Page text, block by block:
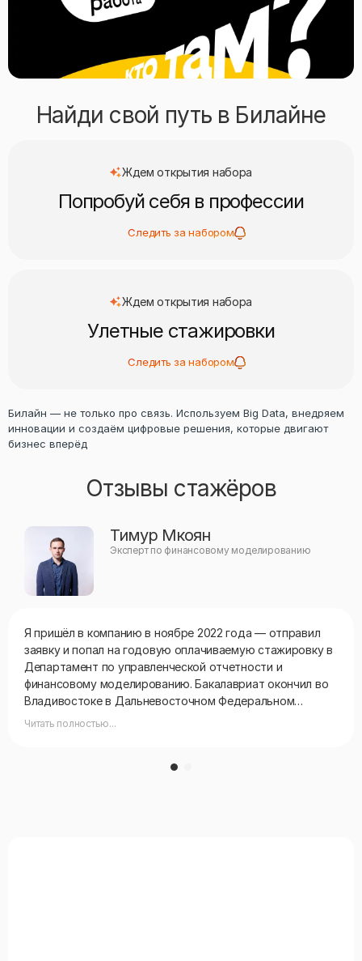
Найди свой путь в Билайне
Попробуй себя в профессии
Ждем открытия набора
Следить за набором
Улетные стажировки
Ждем открытия набора
Следить за набором
Билайн — не только про связь. Используем Big Data, внедряем
инновации и создаём цифровые решения, которые двигают
бизнес вперёд
Отзывы стажёров
Тимур Мкоян
Эксперт по финансовому моделированию
Я пришёл в компанию в ноябре 2022 года — отправил
заявку и попал на годовую оплачиваемую стажировку в
Департамент по управленческой отчетности и
финансовому моделированию. Бакалавриат окончил во
Владивостоке в Дальневосточном Федеральном
Университете на двух дипломной программе совместно
учусь в магистратуре в Высшей Школе Экономике на
Читать полностью...